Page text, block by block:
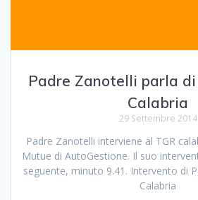
Padre Zanotelli parla di
Calabria
29 Settembre 2014
Padre Zanotelli interviene al TGR
Mutue di AutoGestione. Il suo
seguente, minuto 9.41. Intervento di
Calabria